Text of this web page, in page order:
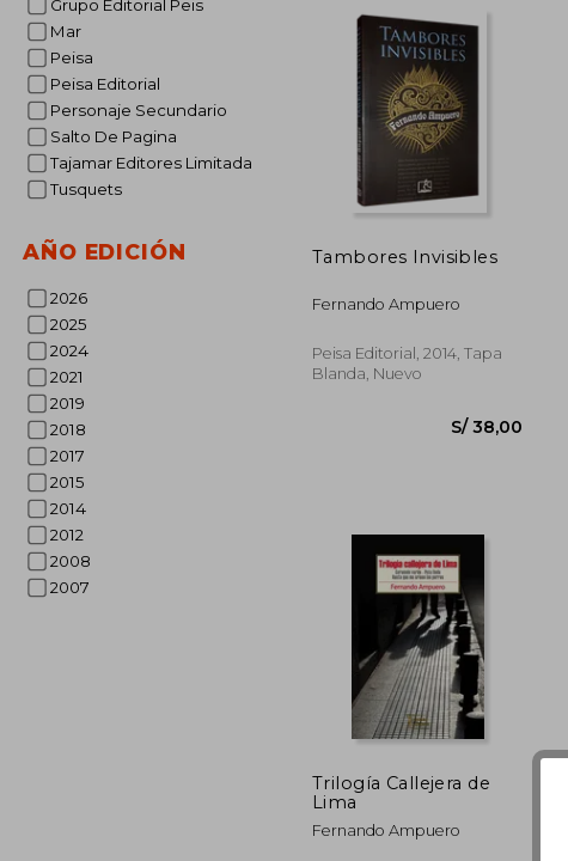
Grupo Editorial Peis
Mar
Peisa
Peisa Editorial
Personaje Secundario
Salto De Pagina
Tajamar Editores Limitada
Tusquets
AÑO EDICIÓN
2026
2025
2024
2021
2019
2018
2017
2015
2014
2012
2008
2007
35%
dcto.
Tambores Invisibles
Fernando Ampuero
Peisa Editorial, 2014, Tapa
Blanda, Nuevo
Trilogía Callejera de
Lima
Fernando Ampuero